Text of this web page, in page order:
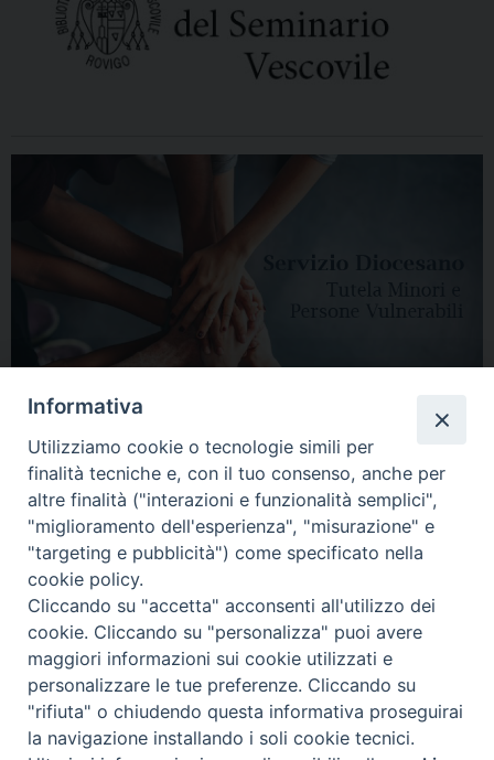
HOME DIOCESI VESCOVO CURIA VESCOVILE NEWS
APPUNTAMENTI CONTATTI SERVIZIO ANTENATI
Copyright © 2018 - 2021Diocesi di Adria Rovigo.All Rights Reserved.
Informativa
Utilizziamo cookie o tecnologie simili per
finalità tecniche e, con il tuo consenso, anche per
altre finalità ("interazioni e funzionalità semplici",
"miglioramento dell'esperienza", "misurazione" e
"targeting e pubblicità") come specificato nella
cookie policy.
Cliccando su "accetta" acconsenti all'utilizzo dei
cookie. Cliccando su "personalizza" puoi avere
maggiori informazioni sui cookie utilizzati e
personalizzare le tue preferenze. Cliccando su
"rifiuta" o chiudendo questa informativa proseguirai
la navigazione installando i soli cookie tecnici.